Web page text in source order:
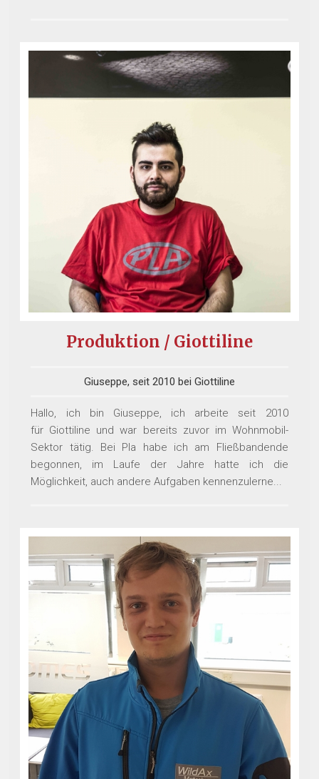
Produktion / Giottiline
Giuseppe, seit 2010 bei Giottiline
Hallo, ich bin Giuseppe, ich arbeite seit 2010
für Giottiline und war bereits zuvor im Wohnmobil-
Sektor tätig. Bei Pla habe ich am Fließbandende
begonnen, im Laufe der Jahre hatte ich die
Möglichkeit, auch andere Aufgaben kennenzulerne...